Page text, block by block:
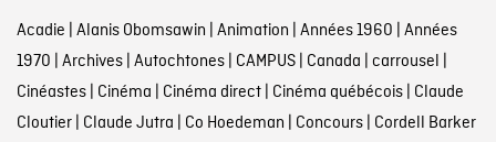
Acadie | Alanis Obomsawin | Animation | Années 1960 | Années
1970 | Archives| Autochtones| CAMPUS| Canada | carrousel |
Cinéastes| Cinéma | Cinéma direct| Cinéma québécois| Claude
Cloutier| Claude Jutra | Co Hoedeman | Concours| Cordell Barker